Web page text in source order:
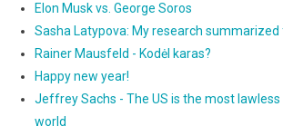
Elon Musk vs. George Soros
Sasha Latypova: My research
Rainer Mausfeld - Kodėl karas?
Happy new year!
Jeffrey Sachs - The US is the most
world